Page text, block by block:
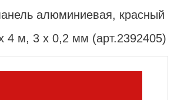
алюминиевая, красный
4 м, 3 х 0,2 мм (арт.2392405)